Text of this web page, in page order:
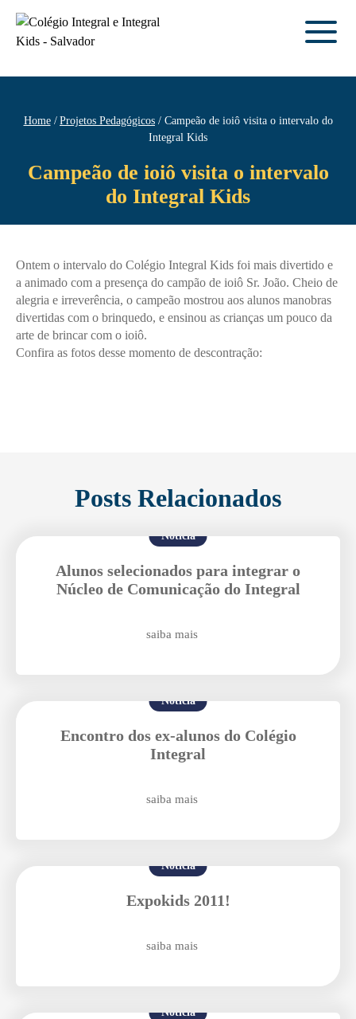
Home Projetos Pedagógicos
Campeão de ioiô visita o intervalo do
Integral Kids
Campeão de ioiô visita o intervalo
do Integral Kids
Ontem o intervalo do Colégio Integral Kids foi mais divertido e
a animado com a presença do campão de ioiô Sr. João. Cheio de
alegria e irreverência, o campeão mostrou aos alunos manobras
divertidas com o brinquedo, e ensinou as crianças um pouco da
arte de brincar com o ioiô.
Confira as fotos desse momento de descontração:
Posts Relacionados
Notícia
Alunos selecionados para integrar o
Núcleo de Comunicação do Integral
saiba mais
Notícia
Encontro dos ex-alunos do Colégio
Integral
saiba mais
Notícia
Expokids 2011!
saiba mais
Notícia
Agende uma visita
Enviei um E-mail